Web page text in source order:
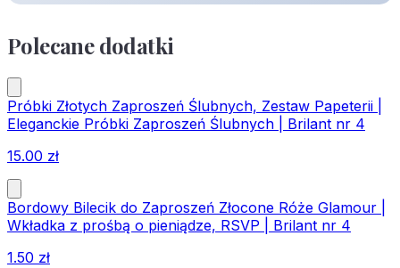
Polecane dodatki
Próbki Złotych Zaproszeń Ślubnych, Zestaw Papeterii |
Eleganckie Próbki Zaproszeń Ślubnych | Brilant nr 4
15.00 zł
Bordowy Bilecik do Zaproszeń Złocone Róże Glamour |
Wkładka z prośbą o pieniądze, RSVP | Brilant nr 4
1.50 zł